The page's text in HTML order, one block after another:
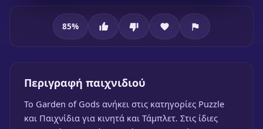
85%
Περιγραφή παιχνιδιού
To Garden of Gods ανήκει στις κατηγορίες Puzzle
και Παιχνίδια για κινητά και Τάμπλετ. Στις ίδιες